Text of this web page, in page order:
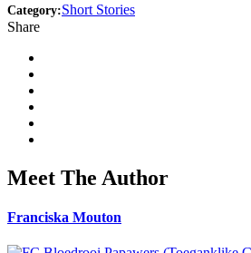
Category:Short Stories
Share
Meet The Author
Franciska Mouton